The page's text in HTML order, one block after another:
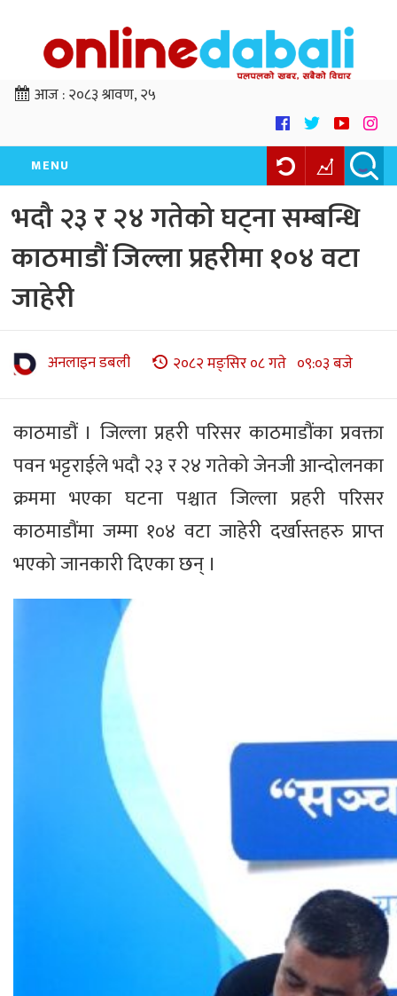
आज :२०८३ श्रावण, २५
MENU
भदौ २३ र २४ गतेको घट्ना सम्बन्धि
काठमाडौं जिल्ला प्रहरीमा १०४ वटा
जाहेरी
अनलाइन डबली २०८२ मङ्सिर ०८ गते ०९:०३ बजे
काठमाडौं । जिल्ला प्रहरी परिसर काठमाडौंका प्रवक्ता
पवन भट्टराईले भदौ २३ र २४ गतेको जेनजी आन्दोलनका
क्रममा भएका घटना पश्चात जिल्ला प्रहरी परिसर
काठमाडौंमा जम्मा १०४ वटा जाहेरी दर्खास्तहरु प्राप्त
भएको जानकारी दिएका छन् ।